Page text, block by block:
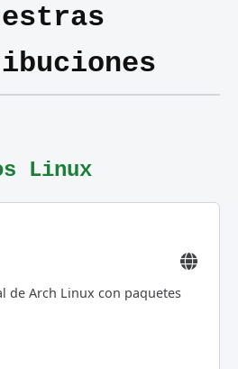
Linux
de Arch Linux con paquetes